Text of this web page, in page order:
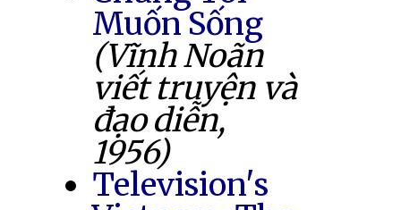
Muốn Sống
(Vĩnh Noãn
viết truyện và
đạo diễn,
1956)
Television's